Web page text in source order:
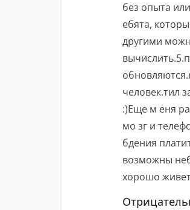
без опыта
ебята,
другими
человек.тил
:)Еще м еня
мо зг и
бдения
возможны
хорошо